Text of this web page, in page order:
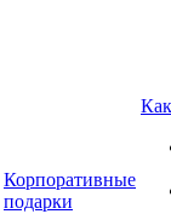
Корпоративные
подарки